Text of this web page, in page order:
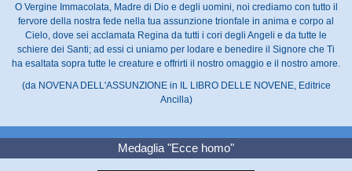
O Vergine Immacolata, Madre di Dio e degli uomini, noi crediamo con tutto il
fervore della nostra fede nella tua assunzione trionfale in anima e corpo al
Cielo, dove sei acclamata Regina da tutti i cori degli Angeli e da tutte le
schiere dei Santi; ad essi ci uniamo per lodare e benedire il Signore che Ti
ha esaltata sopra tutte le creature e offrirti il nostro omaggio e il nostro amore.
(da NOVENA DELL'ASSUNZIONE in IL LIBRO DELLE NOVENE, Editrice
Ancilla)
Medaglia "Ecce homo"